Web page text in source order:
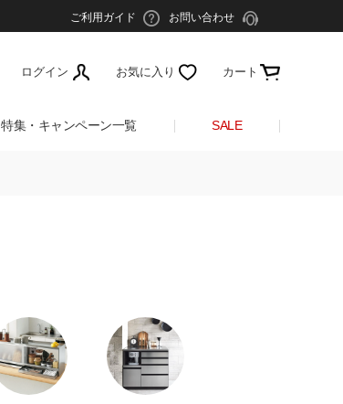
ご利用ガイド お問い合わせ
ログイン お気に入り カート
特集・キャンペーン一覧 SALE